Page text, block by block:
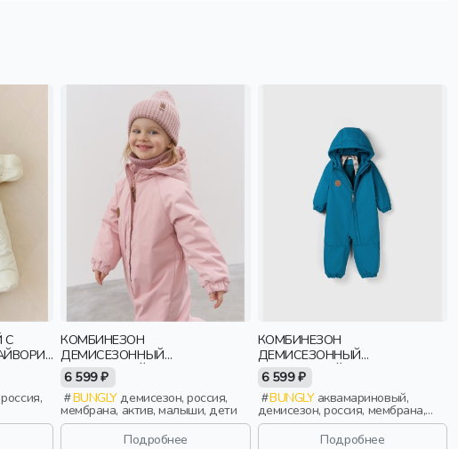
С
КОМБИНЕЗОН
ДЕМИСЕЗОННЫЙ
МЕМБРАННЫЙ "ПИОН" 0+
6 599 ₽
BUNGLYдемисезон, россия,
мембрана, актив, малыши, дети
Подробнее
КОМБИНЕЗОН
ДЕМИСЕЗОННЫЙ
МЕМБРАННЫЙ "АКВАМАРИН"
0+
6 599 ₽
BUNGLYаквамариновый,
демисезон, россия, мембрана,
актив, малыши, дети
Подробнее